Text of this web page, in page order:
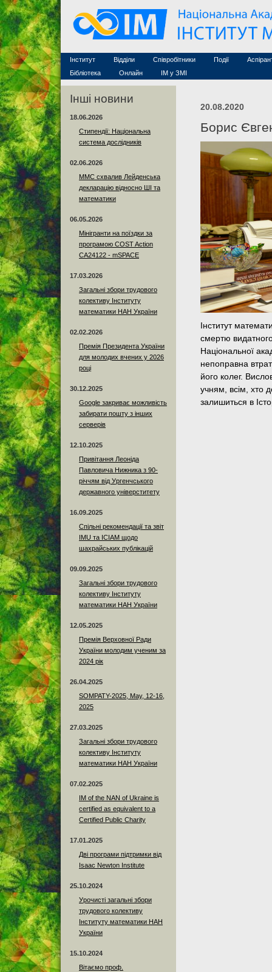
Інститут
Конкурси на посади
Науково-організаційна робота
Відділи Співробітники
Асоційовані дослідники
Технічний персонал
Події
Конференції
Курси з
Бібліотека
MathSciNet
Публікації
Онлайн
ІМ у ЗМІ
Інші новини
18.06.2026
Стипендії: Національна
система дослідників
02.06.2026
ММС схвалив Лейденська
декларацію відносно ШІ та
математики
06.05.2026
Мінігранти на поїздки за
програмою COST Action
CA24122 - mSPACE
17.03.2026
Загальні збори трудового
колективу Інституту
математики НАН України
02.02.2026
Премія Президента України
для молодих вчених у 2026
році
30.12.2025
Google закриває можливість
забирати пошту з інших
серверів
12.10.2025
Привітання Леоніда
Павловича Нижника з 90-
річчям від Ургенчського
державного універститету
16.09.2025
Спільні рекомендації та звіт
IMU та ICIAM щодо
шахрайських публікацій
09.09.2025
Загальні збори трудового
колективу Інституту
математики НАН України
12.05.2025
Премія Верховної Ради
України молодим ученим за
2024 рік
26.04.2025
SOMPATY-2025, May, 12-16,
2025
27.03.2025
Загальні збори трудового
колективу Інституту
математики НАН України
07.02.2025
IM of the NAN of Ukraine is
certified as equivalent to a
Certified Public Charity
17.01.2025
Дві програми підтримки від
Isaac Newton Institute
25.10.2024
Урочисті загальні збори
трудового колективу
Інституту математики НАН
України
15.10.2024
Вітаємо проф.
20.08.2020
Борис
Інститут
смертю
Національної
непоправна
його колег.
учням, всім, хто
залишиться в